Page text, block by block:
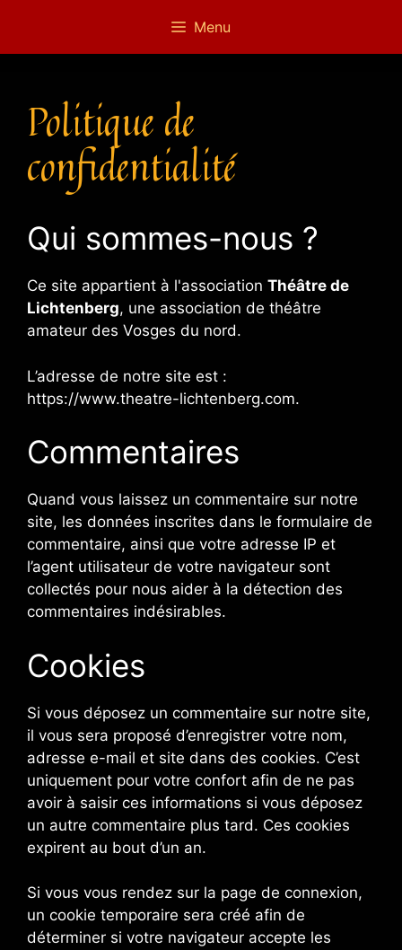
contenu
Menu
Politique de
confidentialité
Qui sommes-nous ?
Ce site appartient à l'association Théâtre de
Lichtenberg, une association de théâtre
amateur des Vosges du nord.
L’adresse de notre site est :
https://www.theatre-lichtenberg.com.
Commentaires
Quand vous laissez un commentaire sur notre
site, les données inscrites dans le formulaire de
commentaire, ainsi que votre adresse IP et
l’agent utilisateur de votre navigateur sont
collectés pour nous aider à la détection des
commentaires indésirables.
Cookies
Si vous déposez un commentaire sur notre site,
il vous sera proposé d’enregistrer votre nom,
adresse e-mail et site dans des cookies. C’est
uniquement pour votre confort afin de ne pas
avoir à saisir ces informations si vous déposez
un autre commentaire plus tard. Ces cookies
expirent au bout d’un an.
Si vous vous rendez sur la page de connexion,
un cookie temporaire sera créé afin de
déterminer si votre navigateur accepte les